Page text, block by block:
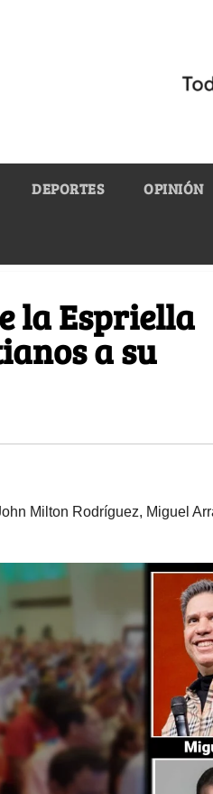
DEPORTES OPINIÓN
la Espriella
a su
Milton Rodríguez, Miguel